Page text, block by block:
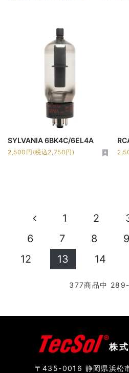
SYLVANIA 6BK4C/6EL4A
2,500円(税込2,750円)
1 2
6
7 8 9
12
13 14
377商品中
株
〒435-0016 静岡県浜松